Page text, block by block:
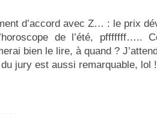
d’accord avec Z… : le prix
de l’été, pfffffff…..
bien le lire, à quand ?
jury est aussi remarquable, lol !